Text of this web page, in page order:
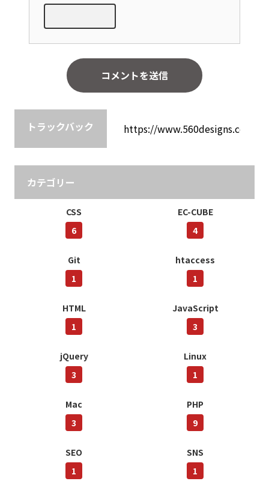
トラックバック
カテゴリー
CSS
6
EC-CUBE
4
Git
1
htaccess
1
HTML
1
JavaScript
3
jQuery
3
Linux
1
Mac
3
PHP
9
SEO
1
SNS
1